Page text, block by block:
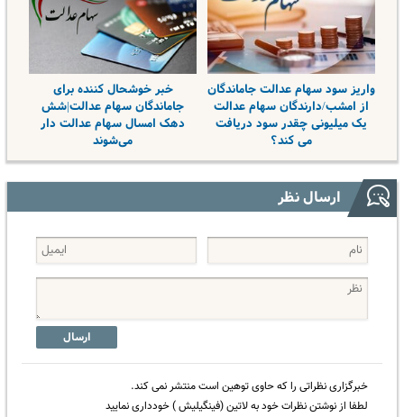
واریز سود سهام عدالت جاماندگان
از امشب/دارندگان سهام عدالت
یک میلیونی چقدر سود دریافت
می کند؟
خبر خوشحال کننده برای
جاماندگان سهام عدالت|شش
دهک امسال سهام عدالت دار
می‌شوند
ارسال نظر
ارسال
خبرگزاری نظراتی را که حاوی توهین است منتشر نمی کند.
لطفا از نوشتن نظرات خود به لاتین (فینگیلیش ) خودداری نمایید